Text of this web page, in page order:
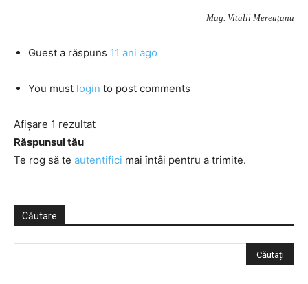
Mag. Vitalii Mereuțanu
Guest a răspuns 11 ani ago
You must login to post comments
Afișare 1 rezultat
Răspunsul tău
Te rog să te autentifici mai întâi pentru a trimite.
Căutare